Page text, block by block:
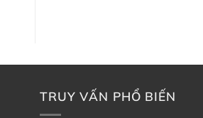
TRUY VẤN PHỔ BIẾN